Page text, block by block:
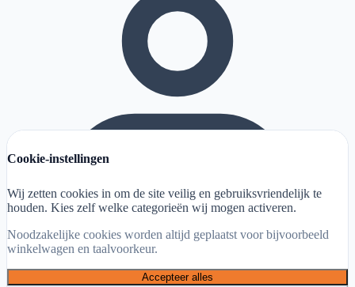
Cookie-instellingen
Wij zetten cookies in om de site veilig en gebruiksvriendelijk te
houden. Kies zelf welke categorieën wij mogen activeren.
Noodzakelijke cookies worden altijd geplaatst voor bijvoorbeeld
winkelwagen en taalvoorkeur.
Accepteer alles